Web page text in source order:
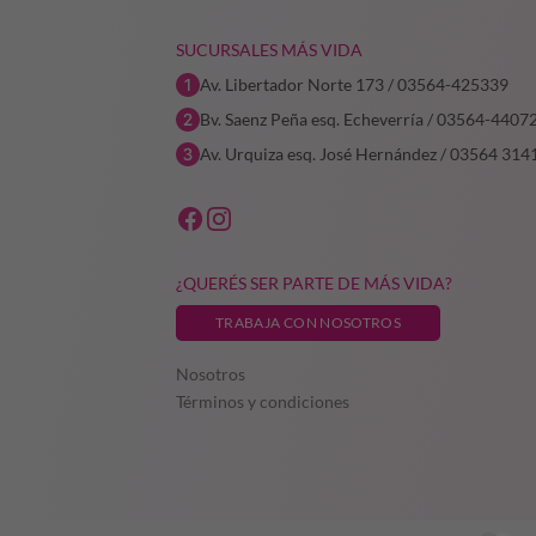
SUCURSALES MÁS VIDA
Av. Libertador Norte 173 / 03564-425339
Bv. Saenz Peña esq. Echeverría / 03564-
Av. Urquiza esq. José Hernández / 03564
¿QUERÉS SER PARTE DE MÁS VIDA?
TRABAJA CON NOSOTROS
Nosotros
Términos y condiciones